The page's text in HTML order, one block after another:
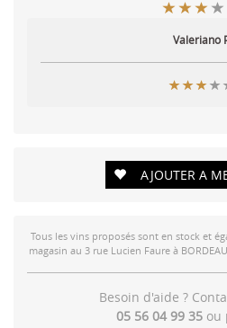
Valeriano
AJOUTER A
Tous les vins proposés sont en stock et
magasin au 3 rue Lucien Faure à
Besoin d'aide ?
05 56 04 99 35 ou